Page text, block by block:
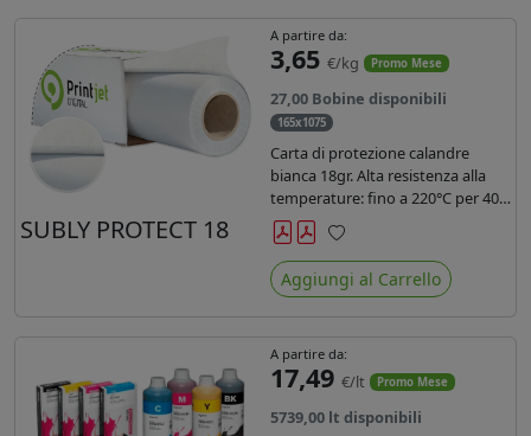
SUBLY PROTECT 18
A partire da:
3,65 €/kg Promo Mese
27,00 Bobine disponibili
165x1075
Carta di protezione calandre
bianca 18gr. Alta resistenza alla
temperature: fino a 220°C per 40
secondi. Lunghezza 1075 mtl,
peso kg 35, diam. 20cm.
Preferiti
Aggiungi al Carrello
A partire da:
17,49 €/lt Promo Mese
5739,00 lt disponibili